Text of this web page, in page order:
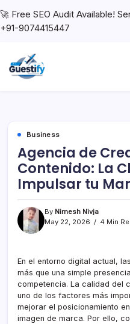
🚀 Free SEO Audit Available!
+91-9074415447
Business
Agencia de
Contenido: La
Impulsar tu
By Nimesh Nivja
May 22, 2026
4 Min
En el entorno digital actual,
más que una simple
competencia. La calidad del
uno de los factores más
mejorar el posicionamiento
imagen de marca. Por ello,